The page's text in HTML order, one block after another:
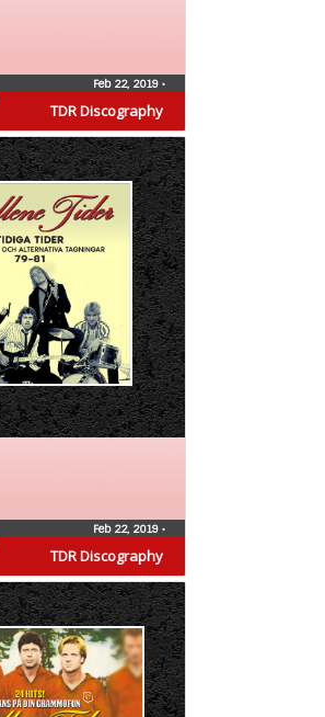
TDR Discography
Feb 22, 2019 •
TDR Discography
Feb 22, 2019 •